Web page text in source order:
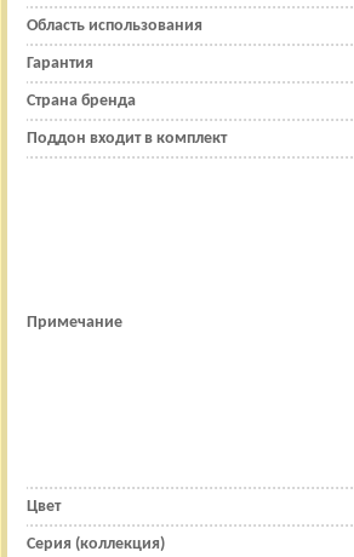
Область использования
Гарантия
Страна бренда
Поддон входит в комплект
Примечание
Цвет
Серия (коллекция)